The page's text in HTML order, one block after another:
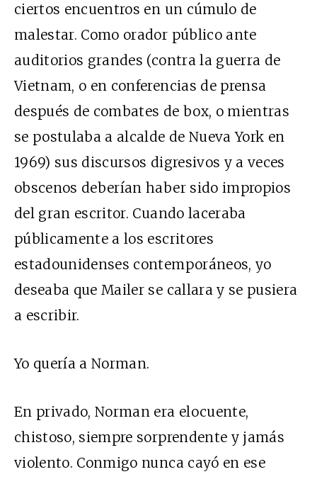
ciertos encuentros en un cúmulo de
malestar. Como orador público ante
auditorios grandes (contra la guerra de
Vietnam, o en conferencias de prensa
después de combates de box, o mientras
se postulaba a alcalde de Nueva York en
1969) sus discursos digresivos y a veces
obscenos deberían haber sido impropios
del gran escritor. Cuando laceraba
públicamente a los escritores
estadounidenses contemporáneos, yo
deseaba que Mailer se callara y se pusiera
a escribir.
Yo quería a Norman.
En privado, Norman era elocuente,
chistoso, siempre sorprendente y jamás
violento. Conmigo nunca cayó en ese